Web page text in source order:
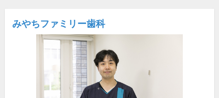
みやちファミリー歯科